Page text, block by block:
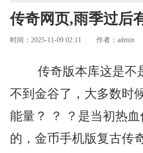
传奇网页,雨季过后
时间：2025-11-09 02:11 作者： admin
传奇版本库这是不
不到金谷了，大多数时
能量？ ？ ？是当初热
的，金币手机版复古传